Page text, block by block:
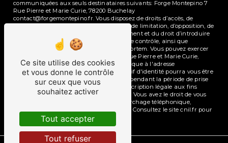
communiquées aux seuls destinataires suivants: Forge Montepino 7
Rue Pierre et Marie Curie, 78200 Buchelay
contact@forgemontepino.fr. Vous disposez de droits d’accès, de
rectification, d’effacement, de portabilité, de limitation, d’opposition, de
retrait de votre consentement à tout moment et du droit d’introduire
une réclamation auprès d’une autorité de contrôle, ainsi que
d’organiser le sort de vos données post-mortem. Vous pouvez exercer
ces droits par voie postale à l'adresse 7 Rue Pierre et Marie Curie,
78200 Buchelay ou par courrier électronique à l'adresse
contact@forgemontepino.fr. Un justificatif d'identité pourra vous être
demandé. Nous conservons vos données pendant la période de prise
de contact puis pendant la durée de prescription légale aux fins
probatoires et de gestion des contentieux. Vous avez le droit de vous
inscrire sur la liste d'opposition au démarchage téléphonique,
. Consultez le site cnil.fr pour
plus d’informations sur vos droits.
Ce site utilise des cookies
et vous donne le contrôle
sur ceux que vous
souhaitez activer
Tout accepter
Tout refuser